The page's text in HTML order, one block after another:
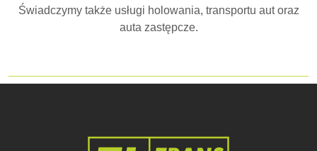
Świadczymy także usługi holowania, transportu aut oraz
auta zastępcze.